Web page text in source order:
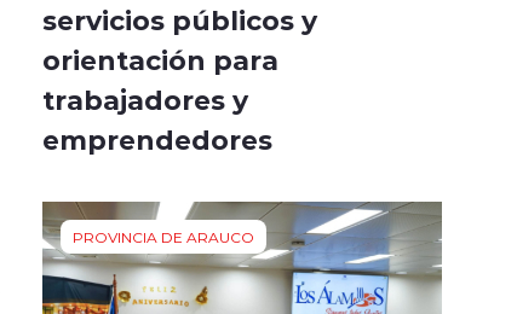
servicios públicos y
orientación para
trabajadores y
emprendedores
PROVINCIA DE ARAUCO